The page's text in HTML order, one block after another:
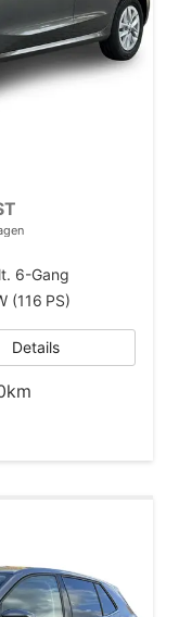
6-Gang
(116 PS)
Details